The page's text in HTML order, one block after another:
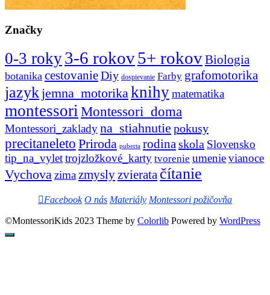
Značky
0-3 roky3-6 rokov5+ rokovBiologia
botanika cestovanieDiy dospievanie Farby grafomotorika
jazykjemna_motorika knihymatematika
montessori Montessori_doma
Montessori_zakladyna_stiahnutie pokusy
precitaneleto Priroda puberta rodina skola Slovensko
tip_na_vylettrojzložkové_karty tvorenie umenievianoce
Vychova zima zmysly zvierata čítanie
Facebook O nás Materiály Montessori požičovňa
©MontessoriKids 2023 Theme by Colorlib Powered by WordPress